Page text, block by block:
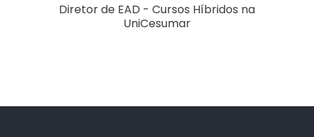
Diretor de EAD - Cursos Híbridos na
UniCesumar